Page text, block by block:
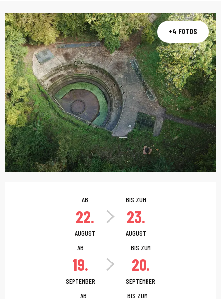
+4 FOTOS
Öffnungszeiten &
AB
22.
AUGUST
BIS ZUM
23.
AUGUST
AB
19.
SEPTEMBER
BIS ZUM
20.
SEPTEMBER
AB
BIS ZUM